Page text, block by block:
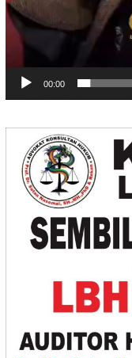
00:00